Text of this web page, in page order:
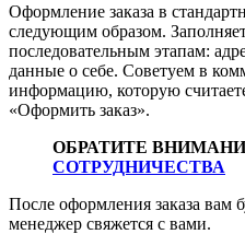
Оформление заказа в
следующим образом.
последовательным этапам:
данные о себе. Советуем в
информацию, которую
«Оформить заказ».
ОБРАТИТЕ
СОТРУДНИЧЕСТВА
После оформления заказа вам
менеджер свяжется с вами.